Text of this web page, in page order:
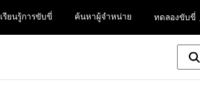
เรียนรู้การขับขี่ ค้นหาผู้จำหน่าย ทดลองขับขี่